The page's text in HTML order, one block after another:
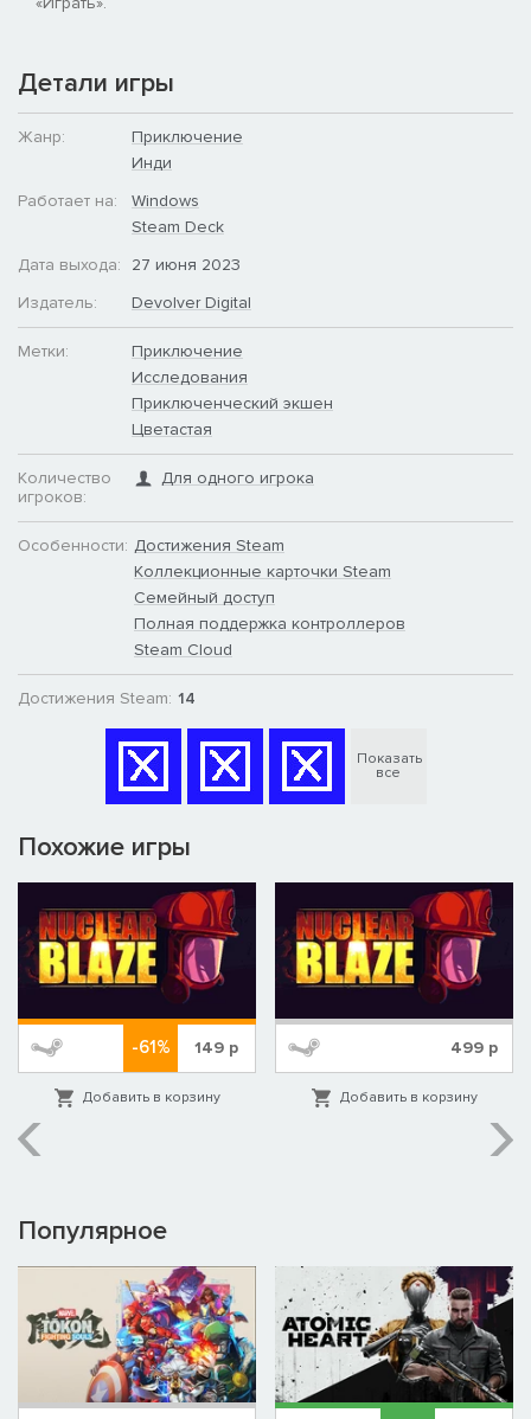
Детали игры
Жанр:
Приключение
Инди
Работает на:
Windows
Steam Deck
Дата выхода:
27 июня 2023
Издатель:
Devolver Digital
Метки:
Приключение
Исследования
Приключенческий экшен
Цветастая
Количество
игроков:
Для одного игрока
Особенности: Достижения Steam
Коллекционные карточки Steam
Семейный доступ
Полная поддержка контроллеров
Steam Cloud
Достижения Steam: 14
Показать
все
Похожие игры
-61% 149 р
Добавить в корзину
499р
Добавить в корзину
Популярное